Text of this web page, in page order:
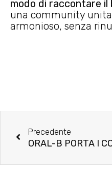
modo di raccontare il
una community
armonioso, senza
Precedente